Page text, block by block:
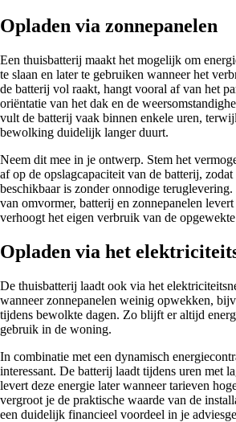
Opladen via zonnepanelen
Een thuisbatterij maakt het mogelijk om
te slaan en later te gebruiken wanneer het
de batterij vol raakt, hangt vooral af van het
oriëntatie van het dak en de
vult de batterij vaak binnen enkele uren,
bewolking duidelijk langer duurt.
Neem dit mee in je ontwerp. Stem het
af op de opslagcapaciteit van de batterij,
beschikbaar is zonder onnodige
van omvormer, batterij en zonnepanelen levert
verhoogt het eigen verbruik van de
Opladen via het
De thuisbatterij laadt ook via het
wanneer zonnepanelen weinig opwekken,
tijdens bewolkte dagen. Zo blijft er altijd
gebruik in de woning.
In combinatie met een dynamisch
interessant. De batterij laadt tijdens uren met
levert deze energie later wanneer tarieven
vergroot je de praktische waarde van de
een duidelijk financieel voordeel in je